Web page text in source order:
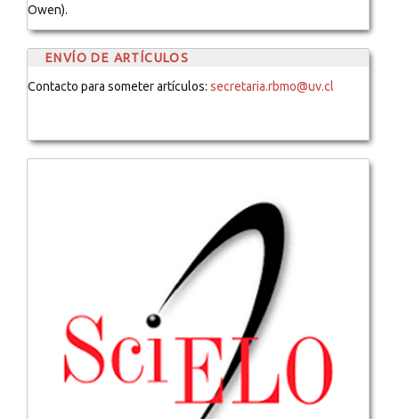
Owen).
ENVÍO DE ARTÍCULOS
Contacto para someter artículos: secretaria.rbmo@uv.cl